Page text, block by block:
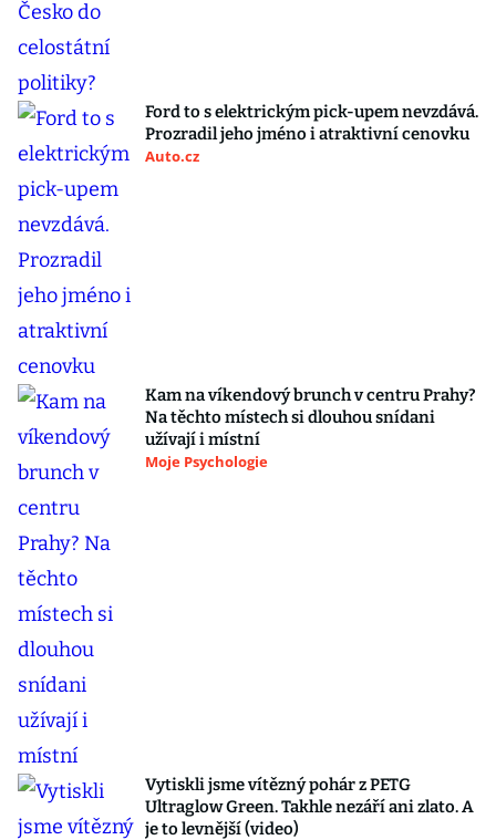
Ford to s elektrickým pick-upem nevzdává.
Prozradil jeho jméno i atraktivní cenovku
Auto.cz
Kam na víkendový brunch v centru Prahy?
Na těchto místech si dlouhou snídani
užívají i místní
Moje Psychologie
Vytiskli jsme vítězný pohár z PETG
Ultraglow Green. Takhle nezáří ani zlato. A
je to levnější (video)